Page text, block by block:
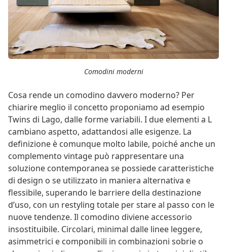
Comodini moderni
Cosa rende un comodino davvero moderno? Per
chiarire meglio il concetto proponiamo ad esempio
Twins di Lago, dalle forme variabili. I due elementi a L
cambiano aspetto, adattandosi alle esigenze. La
definizione è comunque molto labile, poiché anche un
complemento vintage può rappresentare una
soluzione contemporanea se possiede caratteristiche
di design o se utilizzato in maniera alternativa e
flessibile, superando le barriere della destinazione
d’uso, con un restyling totale per stare al passo con le
nuove tendenze. Il comodino diviene accessorio
insostituibile. Circolari, minimal dalle linee leggere,
asimmetrici e componibili in combinazioni sobrie o